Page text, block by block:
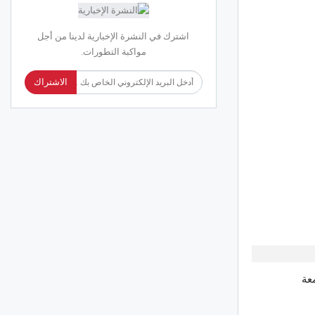
اشترك في النشرة الإخبارية لدينا من أجل
مواكبة التطورات.
الاشتراك